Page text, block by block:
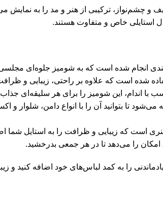
و چشم‌نواز، ترکیبی از هنر و مد را به
استایلی خاص و متفاوت هستند.
انجام شده است که به شومیز جلوه‌ای
شده است که علاوه بر راحتی، زیبایی و
با اندام، این شومیز را برای هر سلیقه‌ای
تا بتوانید آن را با انواع دامن، شلوار و
هنری است که زیبایی و ظرافت را به استایل
را می‌دهد تا در هر جمعی بدرخشید.
را به کمد لباس‌های خود اضافه کنید و